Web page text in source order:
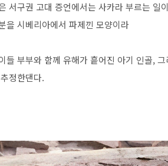
서구권 고대 증언에서는 사카라 부르는 일
을 시베리아에서 파제낀 모양이라
들 부부와 함께 유해가 흩어진 아기 인골,
정한댄다.